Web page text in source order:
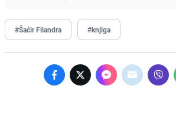
#Šaćir Filandra #knjiga